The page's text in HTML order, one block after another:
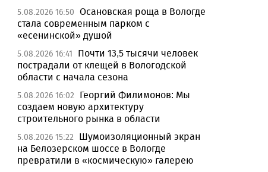
5.08.2026 16:50 Осановская роща в Вологде
стала современным парком с
«есенинской» душой
5.08.2026 16:41
Почти 13,5 тысячи человек
пострадали от клещей в Вологодской
области с начала сезона
5.08.2026 16:02
Георгий Филимонов: Мы
создаем новую архитектуру
строительного рынка в области
5.08.2026 15:22
Шумоизоляционный экран
на Белозерском шоссе в Вологде
превратили в «космическую» галерею